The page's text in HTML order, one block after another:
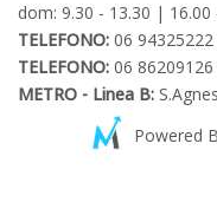
dom: 9.30 - 13.30 | 16.00
TELEFONO: 06 94325222
TELEFONO: 06 86209126
METRO - Linea B:
Powered